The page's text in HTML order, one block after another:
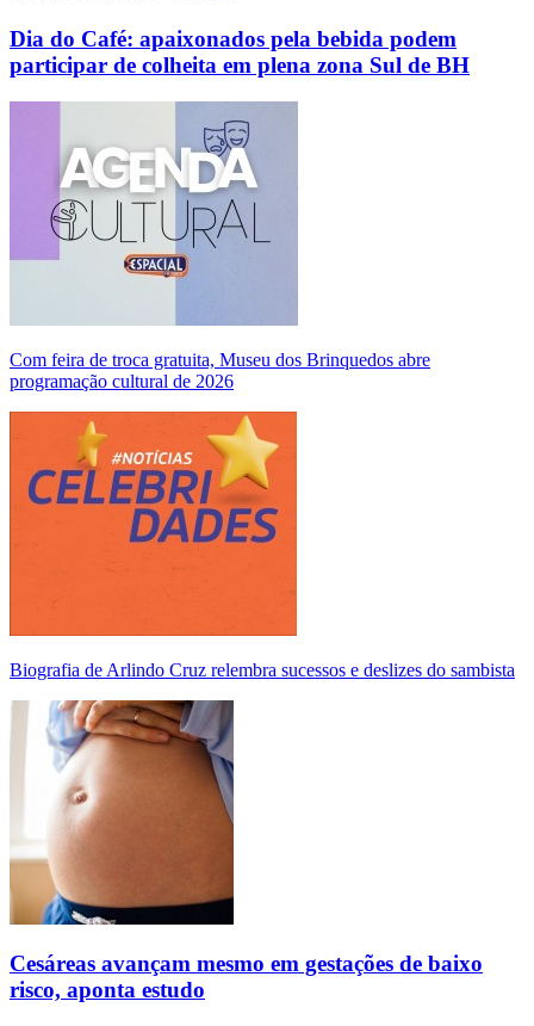
Dia do Café: apaixonados pela bebida podem
participar de colheita em plena zona Sul de BH
Com feira de troca gratuita, Museu dos Brinquedos abre
programação cultural de 2026
Biografia de Arlindo Cruz relembra sucessos e deslizes do sambista
Cesáreas avançam mesmo em gestações de baixo
risco, aponta estudo